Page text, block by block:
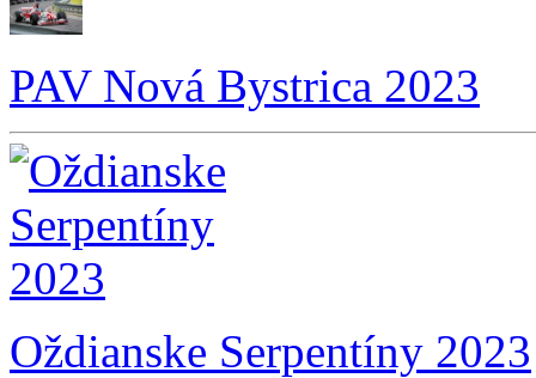
PAV Nová Bystrica 2023
Oždianske Serpentíny 2023